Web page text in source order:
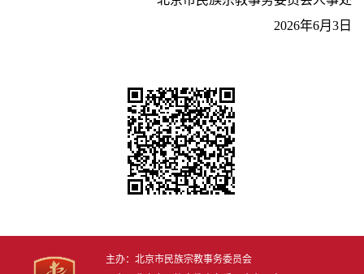
2026年6月3日
主办：北京市民族宗教事务委员会